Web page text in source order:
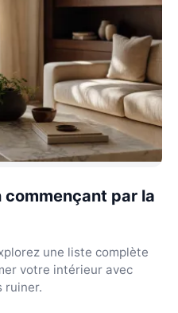
par la
une liste complète
votre intérieur avec
ruiner.